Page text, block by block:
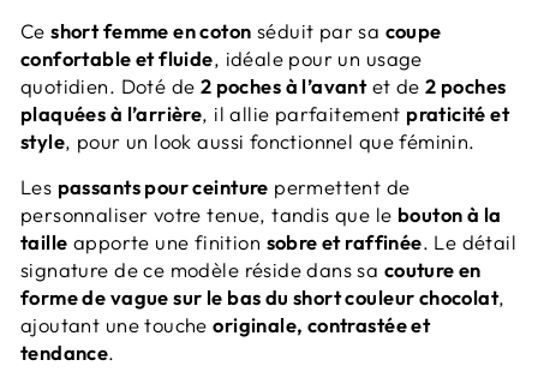
Ce short femme en coton séduit par sa coupe
confortable et fluide, idéale pour un usage
quotidien. Doté de 2 poches à l’avant et de 2 poches
plaquées à l’arrière, il allie parfaitement praticité et
style, pour un look aussi fonctionnel que féminin.
Les passants pour ceinture permettent de
personnaliser votre tenue, tandis que le bouton à la
taille apporte une finition sobre et raffinée. Le détail
signature de ce modèle réside dans sa couture en
forme de vague sur le bas du short couleur chocolat,
ajoutant une touche originale, contrastée et
tendance.